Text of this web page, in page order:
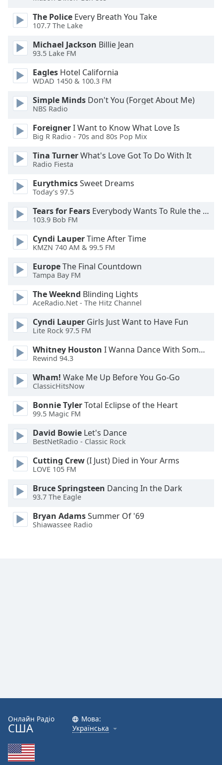
dialog
window.
cancel
and
close
window.
Text
Color
Opacity
Text
Color
Opacity
Caption
Background
Color
Opacity
Font
Size
Text
Edge
Family
Reset
Close
Modal
Dialog
The Police Every Breath You Take
107.7 The Lake
Michael Jackson Billie Jean
93.5 Lake FM
Eagles Hotel California
WDAD 1450 & 100.3 FM
Simple Minds Don't You (Forget About Me)
NBS Radio
ForeignerI Want to Know What Love Is
Big R Radio - 70s and 80s Pop Mix
Tina TurnerWhat's Love Got To Do With It
Radio Fiesta
EurythmicsSweet Dreams
Today’s 97.5
Tears for Fears Everybody Wants To Rule the World
103.9 Bob FM
Cyndi LauperTime After Time
KMZN 740 AM & 99.5 FM
EuropeThe Final Countdown
Tampa Bay FM
The Weeknd Blinding Lights
AceRadio.Net - The Hitz Channel
Cyndi Lauper Girls Just Want to Have Fun
Lite Rock 97.5 FM
Whitney Houston I Wanna Dance With Somebody
Rewind 94.3
Wham! Wake Me Up Before You Go-Go
ClassicHitsNow
Bonnie TylerTotal Eclipse of the Heart
99.5 Magic FM
David Bowie Let's Dance
BestNetRadio - Classic Rock
Cutting Crew(I Just) Died in Your Arms
LOVE 105 FM
Bruce Springsteen Dancing In the Dark
93.7 The Eagle
Bryan AdamsSummer Of '69
Shiawassee Radio
Онлайн Радіо
США
Мова:
Українська